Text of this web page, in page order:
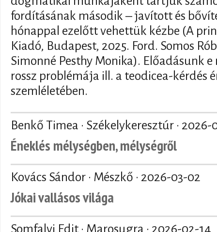
fordításának második – javított és
hónappal ezelőtt vehettük kézbe (A
Kiadó, Budapest, 2025. Ford. Somos
Simonné Pesthy Monika). Előadásunk
rossz problémája ill. a teodicea-kérdés
szemléletében.
Benkő Timea · Székelykeresztúr · 2026-
Éneklés mélységben, mélységről
Kovács Sándor · Mészkő · 2026-03-02
Jókai vallásos világa
Somfalvi Edit · Marosugra · 2026-02-14